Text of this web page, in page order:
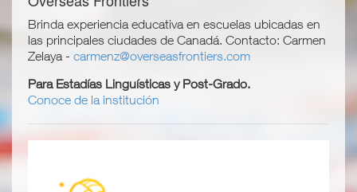
Brinda experiencia educativa en escuelas ubicadas en
las principales ciudades de Canadá. Contacto: Carmen
Zelaya - carmenz@overseasfrontiers.com
Para Estadías Linguísticas y Post-Grado.
Conoce de la institución